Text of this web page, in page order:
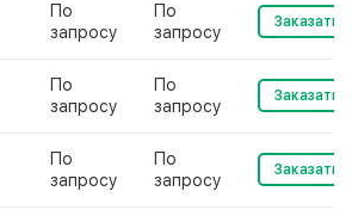
По
запросу
По
запросу
Заказать
По
запросу
По
запросу
Заказать
По
запросу
По
запросу
Заказать